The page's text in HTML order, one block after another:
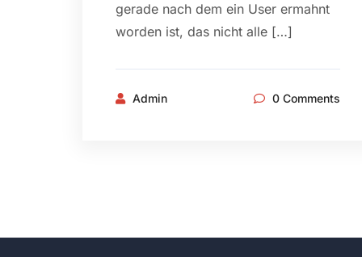
gerade nach dem ein User ermahnt
worden ist, das nicht alle […]
Admin 0 Comments